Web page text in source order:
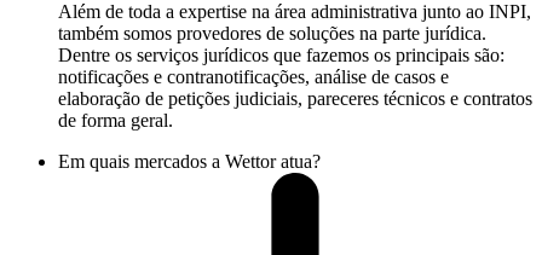
Além de toda a expertise na área administrativa junto ao INPI,
também somos provedores de soluções na parte jurídica.
Dentre os serviços jurídicos que fazemos os principais são:
notificações e contranotificações, análise de casos e
elaboração de petições judiciais, pareceres técnicos e contratos
de forma geral.
Em quais mercados a Wettor atua?